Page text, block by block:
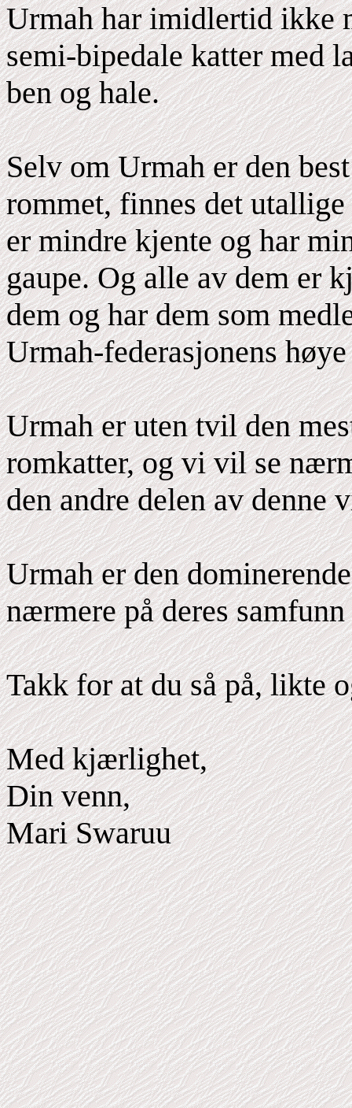
Urmah har imidlertid ikke
semi-bipedale katter med
ben og hale.
Selv om Urmah er den
rommet, finnes det utallige
er mindre kjente og har
gaupe. Og alle av dem er
dem og har dem som
Urmah-federasjonens
Urmah er uten tvil den
romkatter, og vi vil se
den andre delen av denne
Urmah er den
nærmere på deres
Takk for at du så på, likte
Med kjærlighet,
Din venn,
Mari Swaruu